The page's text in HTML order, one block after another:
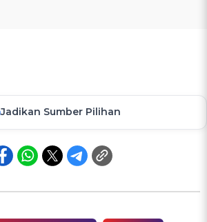
Jadikan Sumber Pilihan